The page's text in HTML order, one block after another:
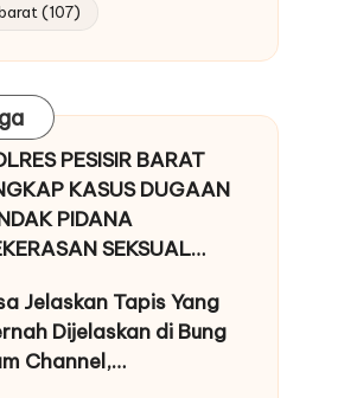
(107)
PESISIR BARAT
KASUS DUGAAN
PIDANA
SEKSUAL…
Jelaskan Tapis Yang
Dijelaskan di Bung
Channel,…